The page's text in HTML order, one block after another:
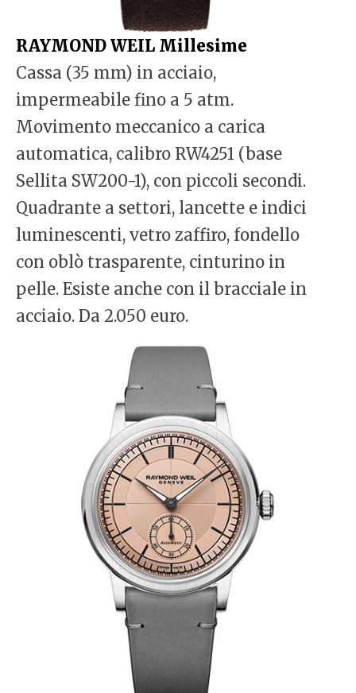
RAYMOND WEIL Millesime
Cassa (35 mm) in acciaio,
impermeabile fino a 5 atm.
Movimento meccanico a carica
automatica, calibro RW4251 (base
Sellita SW200-1), con piccoli secondi.
Quadrante a settori, lancette e indici
luminescenti, vetro zaffiro, fondello
con oblò trasparente, cinturino in
pelle. Esiste anche con il bracciale in
acciaio. Da 2.050 euro.